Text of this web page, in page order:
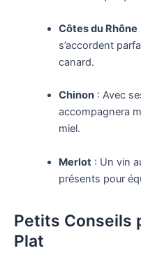
Côtes du Rhône
s’accordent
canard.
Chinon: Avec
accompagnera
miel.
Merlot: Un vin
présents pour
Petits Conseils
Plat